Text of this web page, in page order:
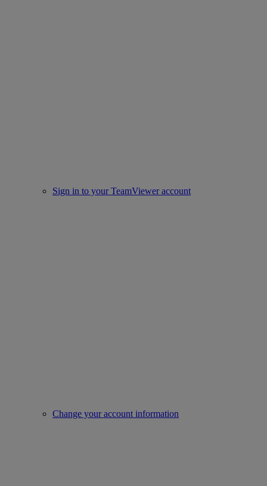
Sign in to your TeamViewer account
Change your account information